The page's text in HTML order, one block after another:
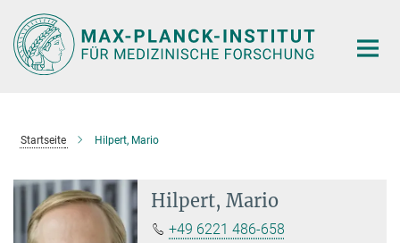
Hauptinhalt
Startseite Hilpert, Mario
Hilpert, Mario
+49 6221 486-658